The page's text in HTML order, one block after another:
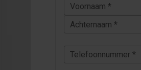
Voornaam *
Achternaam *
Telefoonnummer *